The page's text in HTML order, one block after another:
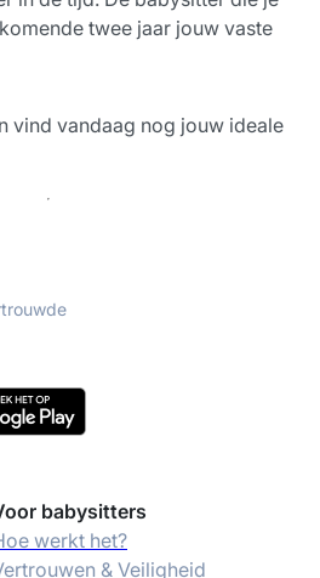
twee jaar jouw vaste
vind vandaag nog jouw ideale
babysitters
werkt het?
& Veiligheid